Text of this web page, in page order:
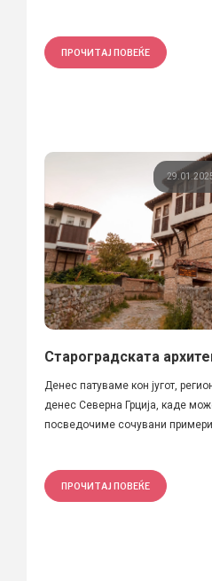
ПРОЧИТАЈ ПОВЕЌЕ
Староградската
Денес патуваме кон југот,
денес Северна Грција, каде
посведочиме сочувани
ПРОЧИТАЈ ПОВЕЌЕ